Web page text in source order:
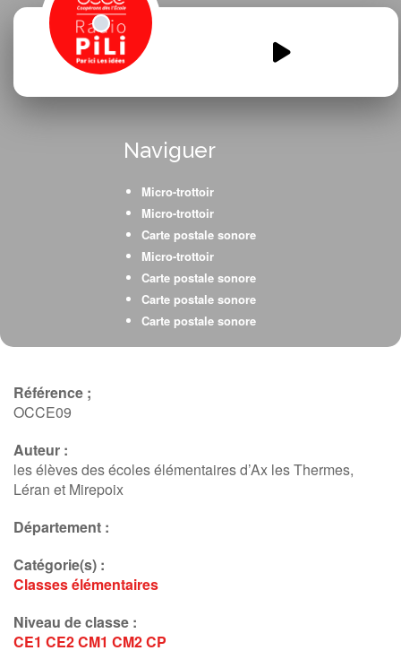
Artistes-un-jour-Artistes-
Naviguer
Micro-trottoir
Micro-trottoir
Carte postale sonore
Micro-trottoir
Carte postale sonore
Carte postale sonore
Carte postale sonore
Référence ;
OCCE09
Auteur :
les élèves des écoles élémentaires d’Ax les Thermes,
Léran et Mirepoix
Département :
Catégorie(s) :
Classes élémentaires
Niveau de classe :
CE1 CE2CM1 CM2CP